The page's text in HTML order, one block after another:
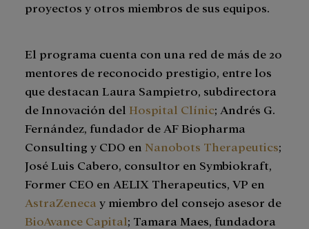
proyectos y otros miembros de sus equipos.
El programa cuenta con una red de más de 20
mentores de reconocido prestigio, entre los
que destacan Laura Sampietro, subdirectora
de Innovación del Hospital Clínic; Andrés G.
Fernández, fundador de AF Biopharma
Consulting y CDO en Nanobots Therapeutics;
José Luis Cabero, consultor en Symbiokraft,
Former CEO en AELIX Therapeutics, VP en
AstraZeneca y miembro del consejo asesor de
BioAvance Capital; Tamara Maes, fundadora